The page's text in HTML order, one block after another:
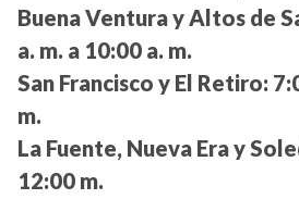
Buena Ventura y Altos de
a. m. a 10:00 a. m.
San Francisco y El Retiro:
m.
La Fuente, Nueva Era y
12:00 m.